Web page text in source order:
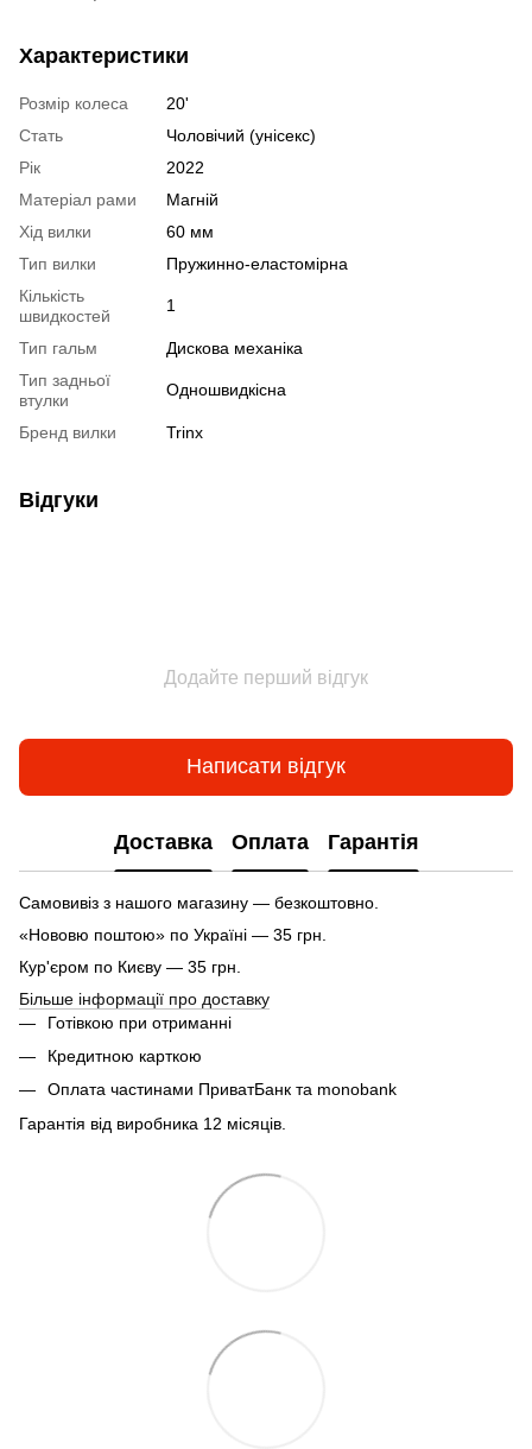
Характеристики
Розмір колеса
20'
Стать
Чоловічий (унісекс)
Рік
2022
Матеріал рами
Магній
Хід вилки
60 мм
Тип вилки
Пружинно-еластомірна
Кількість
швидкостей
1
Тип гальм
Дискова механіка
Тип задньої
втулки
Одношвидкісна
Бренд вилки Trinx
Відгуки
Додайте перший відгук
Написати відгук
Доставка Оплата Гарантія
Самовивіз з нашого магазину — безкоштовно.
«Нововю поштою» по Україні — 35 грн.
Кур'єром по Києву — 35 грн.
Більше інформації про доставку
Готівкою при отриманні
Кредитною карткою
Оплата частинами ПриватБанк та monobank
Гарантія від виробника 12 місяців.